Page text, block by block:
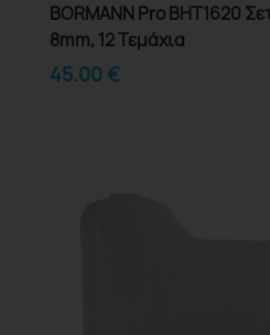
BORMANN Pro BHT1620
8mm, 12 Τεμάχια
45.00€